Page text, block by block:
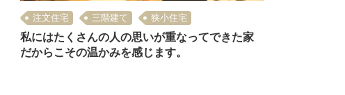
注文住宅 三階建て 狭小住宅
私にはたくさんの人の思いが重なってできた家
だからこその温かみを感じます。